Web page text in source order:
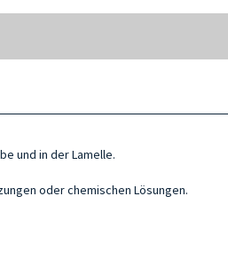
und in der Lamelle.
oder chemischen Lösungen.